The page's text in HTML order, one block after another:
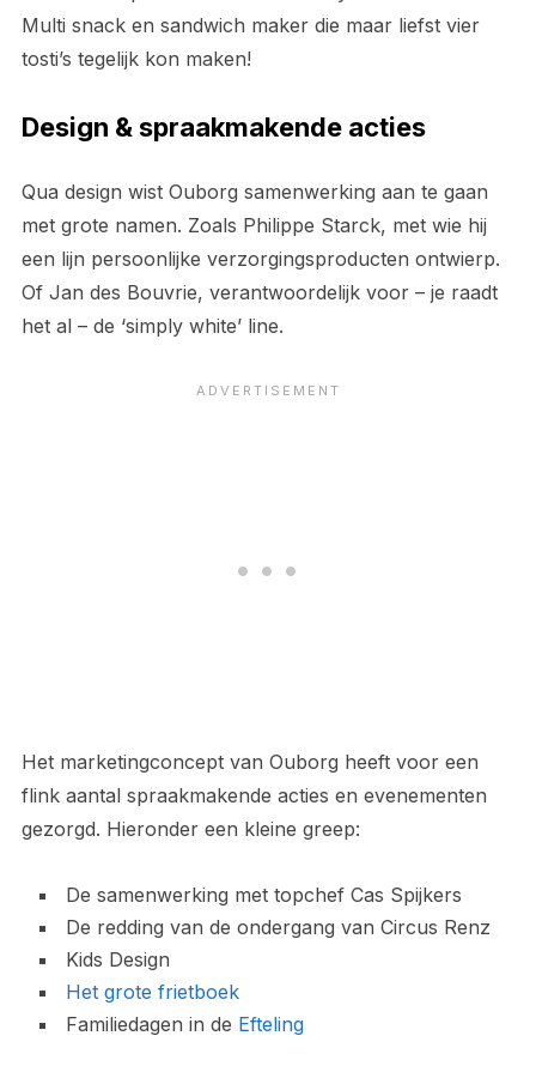
Multi snack en sandwich maker die maar liefst vier
tosti’s tegelijk kon maken!
Design & spraakmakende acties
Qua design wist Ouborg samenwerking aan te gaan
met grote namen. Zoals Philippe Starck, met wie hij
een lijn persoonlijke verzorgingsproducten ontwierp.
Of Jan des Bouvrie, verantwoordelijk voor – je raadt
het al – de ‘simply white’ line.
Het marketingconcept van Ouborg heeft voor een
flink aantal spraakmakende acties en evenementen
gezorgd. Hieronder een kleine greep:
De samenwerking met topchef Cas Spijkers
De redding van de ondergang van Circus Renz
Kids Design
Het grote frietboek
Familiedagen in de Efteling